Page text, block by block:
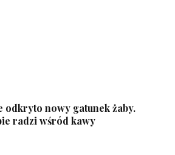
odkryto nowy gatunek żaby.
radzi wśród kawy